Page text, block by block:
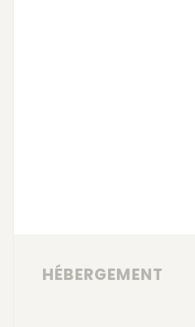
HÉBERGEMENT